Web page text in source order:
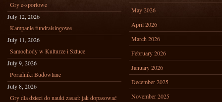
Gry e-sportowe
July 12, 2026
Kampanie fundraisingowe
July 11, 2026
Samochody w Kulturze i Sztuce
July 9, 2026
Poradniki Budowlane
July 8, 2026
Gry dla dzieci do nauki zasad: jak dopasować
May 2026
April 2026
March 2026
February 2026
January 2026
December 2025
November 2025